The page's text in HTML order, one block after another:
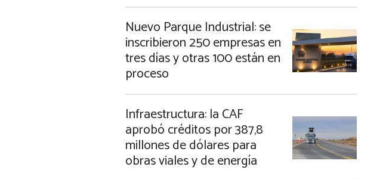
Nuevo Parque Industrial: se
inscribieron 250 empresas en
tres días y otras 100 están en
proceso
Infraestructura: la CAF
aprobó créditos por 387,8
millones de dólares para
obras viales y de energía